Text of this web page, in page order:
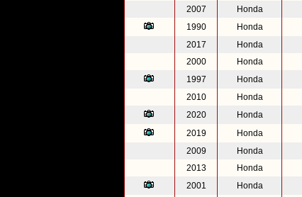
2007 Honda
1990 Honda
2017 Honda
2000 Honda
1997 Honda
2010 Honda
2020 Honda
2019 Honda
2009 Honda
2013 Honda
2001 Honda